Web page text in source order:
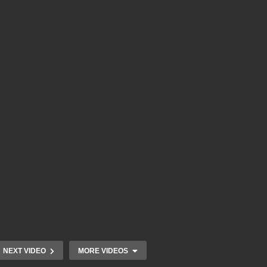
NEXT VIDEO MORE VIDEOS